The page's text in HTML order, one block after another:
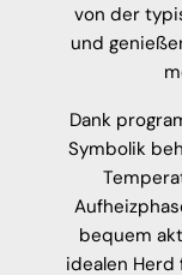
von der
und
Dank
Symbolik
bequem
idealen Herd